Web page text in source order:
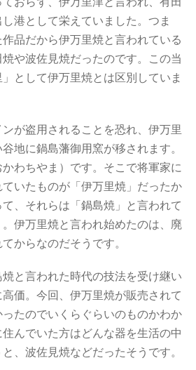
港として栄えていました。つま
品だから伊万里焼と言われている
や波佐見焼だったのです。この当
として伊万里焼とは区別していま
が盗用されることを恐れ、伊万里
地に鍋島藩御用窯が移されます。
わちやま）です。そこで将軍家に
いたものが「伊万里焼」だったか
、それらは「鍋島焼」と言われて
伊万里焼と言われ始めたのは、廃
からなのだそうです。
と言われた時代の技法を受け継い
価。今回、伊万里焼が販売されて
たのでいくらぐらいのものかわか
んでいた方はどんな器を生活の中
、波佐見焼などだったそうです。